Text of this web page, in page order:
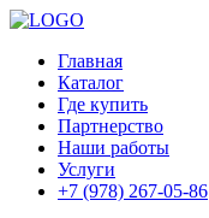
Главная
Каталог
Где купить
Партнерство
Наши работы
Услуги
+7 (978) 267-05-86